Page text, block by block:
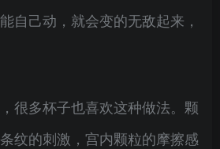
自己动，就会变的无敌起来，
很多杯子也喜欢这种做法。颗
纹的刺激，宫内颗粒的摩擦感